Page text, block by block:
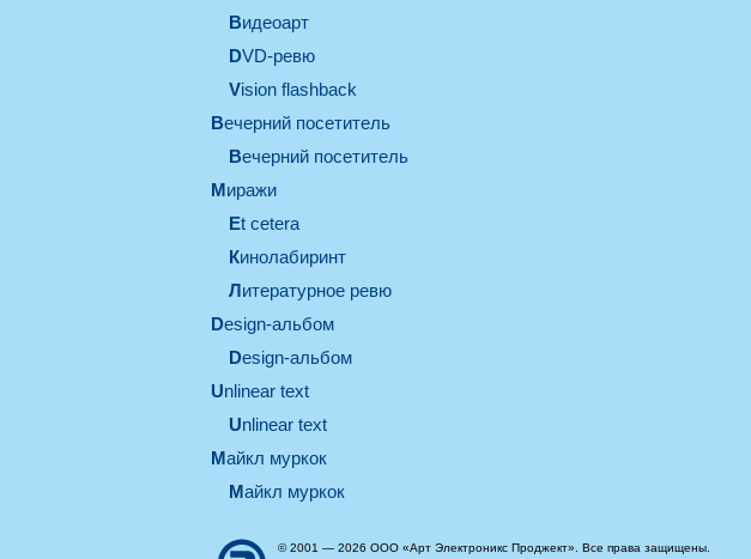
видеоарт
DVD-ревю
Vision flashback
вечерний посетитель
вечерний посетитель
миражи
et cetera
кинолабиринт
литературное ревю
design-альбом
design-альбом
unlinear text
Unlinear text
майкл муркок
майкл муркок
© 2001 — 2026 ООО «Арт Электроникс Проджект». Все права защищены.